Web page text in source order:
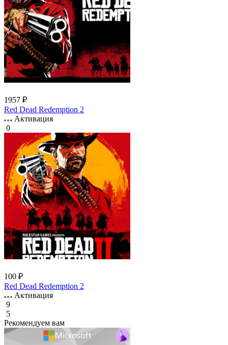
1957 ₽
Red Dead Redemption 2
Активация
0
100 ₽
Red Dead Redemption 2
Активация
9
5
Рекомендуем вам